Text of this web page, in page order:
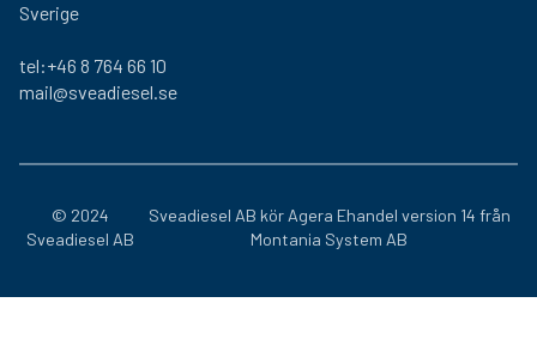
Sverige
tel:+46 8 764 66 10
mail@sveadiesel.se
© 2024
Sveadiesel AB
Sveadiesel AB kör Agera Ehandel version 14 från
Montania System AB